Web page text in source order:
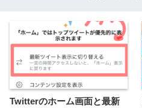
Twitterのホーム画面と最新